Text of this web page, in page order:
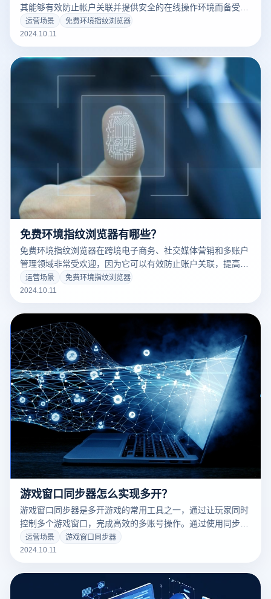
其能够有效防止帐户关联并提供安全的在线操作环境而备受关
注。尽管市场上有许多免费环境指纹浏览器可供选择，但它们
的安全性往往会引起客户的焦虑。免费软件在数据保护、隐私
安全和功能稳定性方面可能存在差异，用户在选择时需要仔细
考虑。本文将讨论免费环境指纹浏览器的安全性，包括可能的
风险、如何评估其可靠性以及使用中需要注意的问题，以帮助
运营场景
免费环境指纹浏览器
2024.10.11
免费环境指纹浏览器有哪些？
免费环境指纹浏览器在跨境电子商务、社交媒体营销和多账户
管理领域非常受欢迎，因为它可以有效防止账户关联，提高隐
私和安全性。但是很多功能强大的指纹浏览器通常都是付费软
件，用户在选择的时候可能会考虑成本。幸运的是，市场上也
有一些免费或免费的环境指纹浏览器，可以帮助用户满足多账
户管理和防关联操作的需求，而不增加预算。本文将介绍几种
常见的免费环境指纹浏览器，并比较其功能、优缺点和适用场
景。
运营场景
免费环境指纹浏览器
2024.10.11
游戏窗口同步器怎么实现多开？
游戏窗口同步器是多开游戏的常用工具之一，通过让玩家同时
控制多个游戏窗口，完成高效的多账号操作。通过使用同步
器，玩家可以在一个主窗口操作，而其他窗口可以同时执行相
同的指令，无需逐个切换窗口手动操作。这种多开启方式广泛
率。本文将介绍如何多开游戏窗口同步器，并带您了解其具体
操作流程和注意事项，帮助您高效管理多个游戏账号。
运营场景
游戏窗口同步器
2024.10.11